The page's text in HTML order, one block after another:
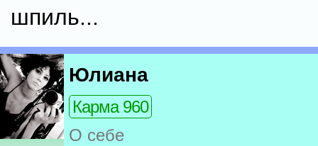
шпиль...
Юлиана
Карма 960
О себе